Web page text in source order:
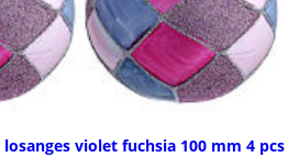
violet fuchsia 100 mm 4 pcs